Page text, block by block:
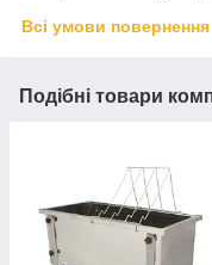
Всі умови повернення
Подібні товари